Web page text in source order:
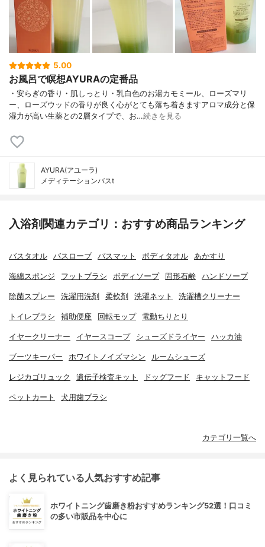
5.00
お風呂で瞑想AYURAの定番品
・安らぎの香り・肌しっとり・乳白色のお湯カモミール、ローズマリ
ー、ローズウッドの香りが良く心がとても落ち着きますアロマ成分と保
湿力が高い生薬との2層タイプで、お…続きを見る
AYURA(アユーラ)
メディテーションバスt
入浴剤関連カテゴリ：おすすめ商品ランキング
バスタオル バスローブ バスマット ボディタオル あかすり
海綿スポンジ フットブラシ ボディソープ 固形石鹸 ハンドソープ
除菌スプレー 洗濯用洗剤 柔軟剤 洗濯ネット 洗濯槽クリーナー
トイレブラシ 補助便座 回転モップ 電動ちりとり
イヤークリーナー イヤースコープ シューズドライヤー ハッカ油
ブーツキーパー ホワイトノイズマシン ルームシューズ
レジカゴリュック 遺伝子検査キット ドッグフード キャットフード
ペットカート 犬用歯ブラシ
カテゴリ一覧へ
よく見られている人気おすすめ記事
ホワイトニング歯磨き粉おすすめランキング52選！口コミ
の多い市販品を中心に